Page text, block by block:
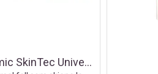
Atomic SkinTec Universal Skin AM